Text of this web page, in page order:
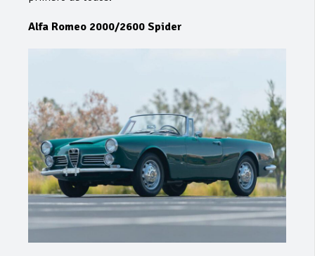
Alfa Romeo 2000/2600 Spider